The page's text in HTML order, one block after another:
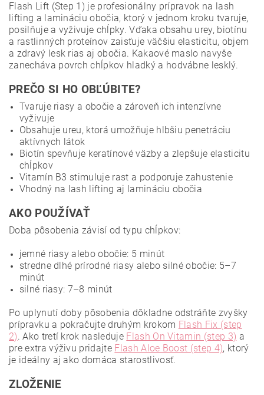
Flash Lift (Step 1) je profesionálny prípravok na lash
lifting a lamináciu obočia, ktorý v jednom kroku tvaruje,
posilňuje a vyživuje chĺpky. Vďaka obsahu urey, biotínu
a rastlinných proteínov zaisťuje väčšiu elasticitu, objem
a zdravý lesk rias aj obočia. Kakaové maslo navyše
zanecháva povrch chĺpkov hladký a hodvábne lesklý.
PREČO SI HO OBĽÚBITE?
Tvaruje riasy a obočie a zároveň ich intenzívne
vyživuje
Obsahuje ureu, ktorá umožňuje hlbšiu penetráciu
aktívnych látok
Biotín spevňuje keratínové väzby a zlepšuje elasticitu
chĺpkov
Vitamín B3 stimuluje rast a podporuje zahustenie
Vhodný na lash lifting aj lamináciu obočia
AKO POUŽÍVAŤ
Doba pôsobenia závisí od typu chĺpkov:
jemné riasy alebo obočie: 5 minút
stredne dlhé prírodné riasy alebo silné obočie: 5–7
minút
silné riasy: 7–8 minút
Po uplynutí doby pôsobenia dôkladne odstráňte zvyšky
prípravku a pokračujte druhým krokom Flash Fix (step
2). Ako tretí krok nasleduje Flash On Vitamin (step 3) a
pre extra výživu pridajte Flash Aloe Boost (step 4), ktorý
je ideálny aj ako domáca starostlivosť.
ZLOŽENIE